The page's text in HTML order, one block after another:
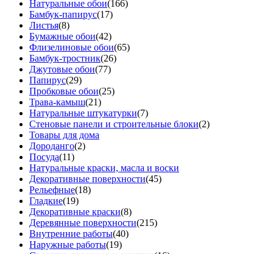
Натуральные обои(166)
Бамбук-папирус(17)
Листья(8)
Бумажные обои(42)
Флизелиновые обои(65)
Бамбук-тростник(26)
Джутовые обои(77)
Папирус(29)
Пробковые обои(25)
Трава-камыш(21)
Натуральные штукатурки(7)
Стеновые панели и строительные блоки(2)
Товары для дома
Дороданго(2)
Посуда(11)
Натуральные краски, масла и воски
Декоративные поверхности(45)
Рельефные(18)
Гладкие(19)
Декоративные краски(8)
Деревянные поверхности(215)
Внутренние работы(40)
Наружные работы(19)